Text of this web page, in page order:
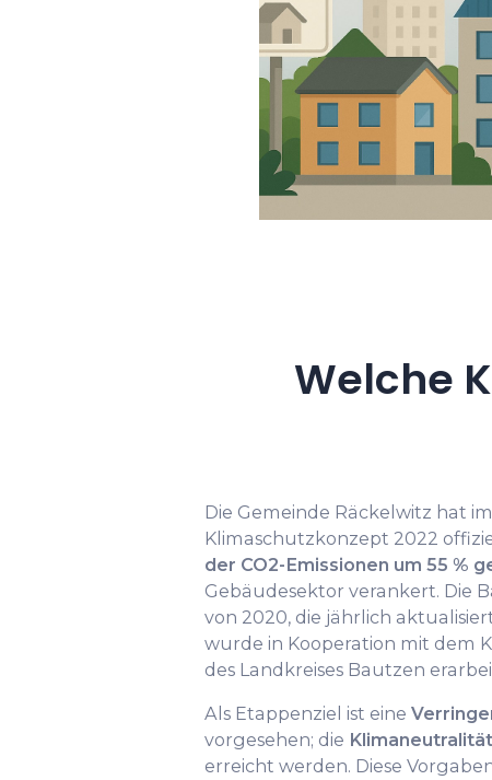
Welche
Die Gemeinde Räckelwitz hat
Klimaschutzkonzept 2022
der CO2-Emissionen um 55 %
Gebäudesektor verankert. Die
von 2020, die jährlich
wurde in Kooperation mit dem
des Landkreises Bautzen
Als Etappenziel ist eine
vorgesehen; die
erreicht werden. Diese